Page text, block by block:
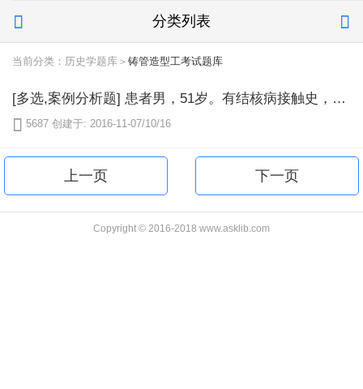
 分类列表 
当前分类：历史学题库＞ 铸管造型工考试题库
[多选,案例分析题] 患者男，51岁。有结核病接触史，吸烟30余年，无自觉症状。体检时胸片发现左上肺于第2前肋间近外侧胸壁处有直径约3cm的肿块阴影，边缘较模糊，痰液检查未发现癌细胞，亦未找到抗酸杆菌，支纤镜检阴性。如果该患者术后病理报告为小细胞肺癌，关于SCLC放疗的正确说法是（）
 5687 创建于: 2016-11-07/10/16
上一页 下一页
Copyright © 2016-2018 www.asklib.com